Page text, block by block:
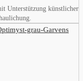
Unterstützung künstlicher